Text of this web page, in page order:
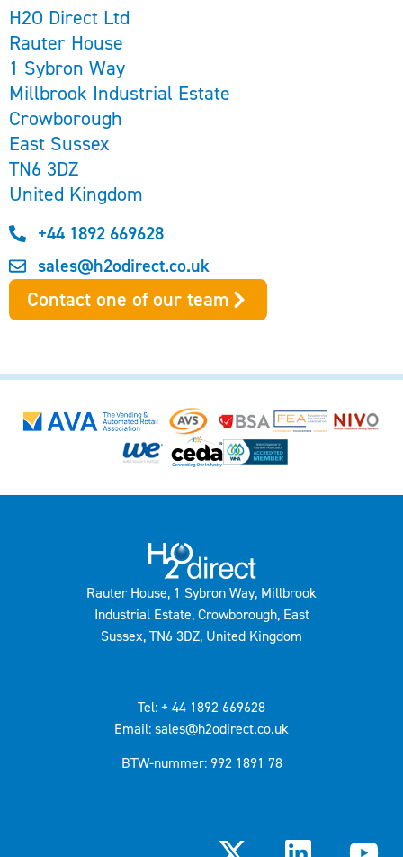
H2O Direct Ltd
Rauter House
1 Sybron Way
Millbrook Industrial Estate
Crowborough
East Sussex
TN6 3DZ
United Kingdom
+44 1892 669628
sales@h2odirect.co.uk
Contact one of our team
Rauter House, 1 Sybron Way, Millbrook
Industrial Estate, Crowborough, East
Sussex, TN6 3DZ, United Kingdom
Tel: + 44 1892 669628
Email: sales@h2odirect.co.uk
BTW-nummer: 992 1891 78